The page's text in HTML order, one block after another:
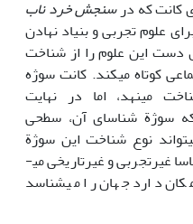
کانت که درسنجش خرد ناب
علوم تجربی و بنیاد نهادن
دست این علوم را از شناخت
کوتاه می­کند. کانت سوژه
می­نهد، اما در نهایت
سوژة شناسای آن، سطحی
نوع شناخت این سوژة
غیرتجربی و غیرتاریخی می­
دارد جهان را می­شناسد